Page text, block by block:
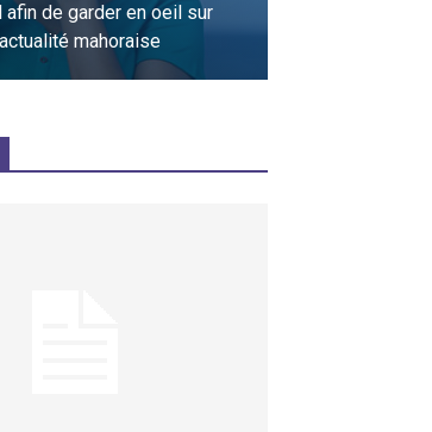
afin de garder en oeil sur
mahoraise